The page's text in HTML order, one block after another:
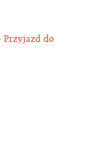
Przyjazd do